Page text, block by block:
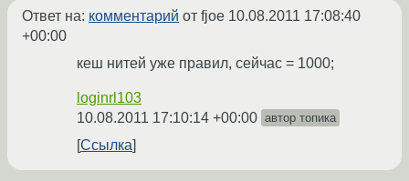
Ответ на: комментарий от fjoe 10.08.2011 17:08:40
+00:00
кеш нитей уже правил, сейчас = 1000;
loginrl103
10.08.2011 17:10:14 +00:00 автор топика
Ссылка